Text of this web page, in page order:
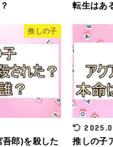
転生はあ
推しの子
郎)を殺した
推しの子